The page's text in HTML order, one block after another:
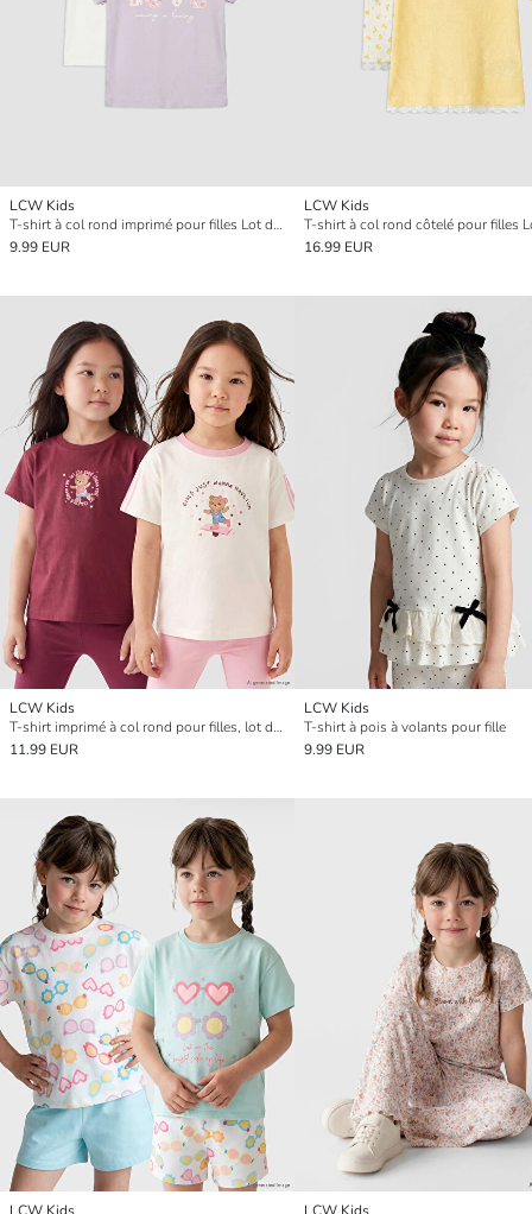
LCW Kids
T-shirt à col rond imprimé pour filles Lot de 2
9.99 EUR
LCW Kids
T-shirt à col rond côtelé pour filles
16.99 EUR
LCW Kids
T-shirt imprimé à col rond pour filles, lot de 2
11.99 EUR
LCW Kids
T-shirt à pois à volants pour fille
9.99 EUR
LCW Kids LCW Kids